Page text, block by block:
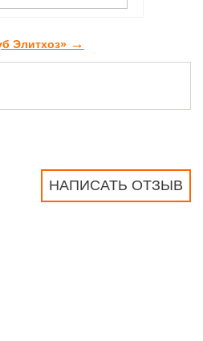
Элитхоз» →
НАПИСАТЬ ОТЗЫВ